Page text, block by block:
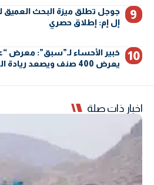
جوجل تطلق ميزة البحث العميق
إل إم: إطلاق حصري
خبير الأحساء لـ”سبق”: معرض
يعرض 400 صنف ويصعد ريادة المملكة.
اخبار ذات صلة